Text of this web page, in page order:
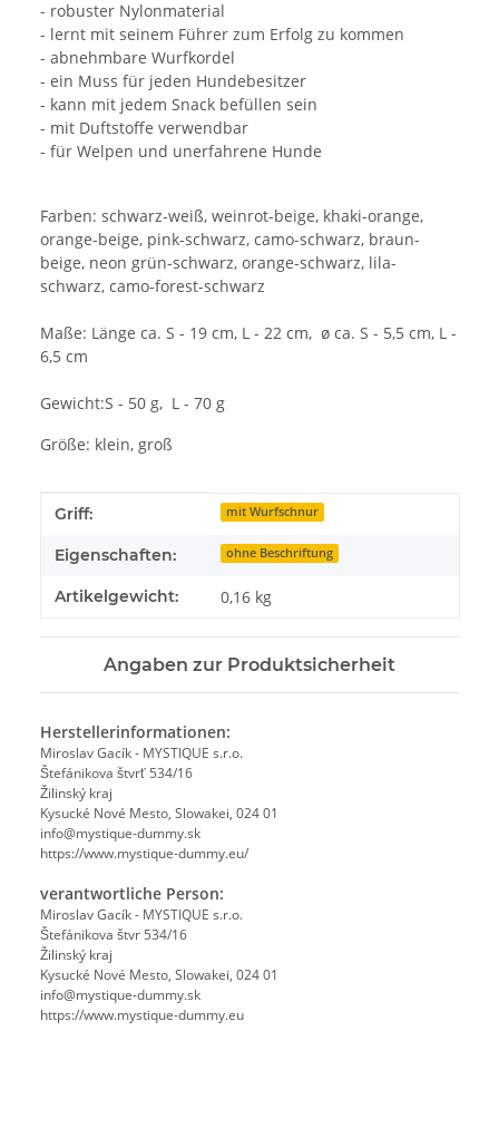
- robuster Nylonmaterial
- lernt mit seinem Führer zum Erfolg zu kommen
- abnehmbare Wurfkordel
- ein Muss für jeden Hundebesitzer
- kann mit jedem Snack befüllen sein
- mit Duftstoffe verwendbar
- für Welpen und unerfahrene Hunde
Farben: schwarz-weiß, weinrot-beige, khaki-orange,
orange-beige, pink-schwarz, camo-schwarz, braun-
beige, neon grün-schwarz, orange-schwarz, lila-
schwarz, camo-forest-schwarz
Maße: Länge ca. S - 19 cm, L - 22 cm, ø ca. S - 5,5 cm, L -
6,5 cm
Gewicht:S - 50 g, L - 70 g
Größe: klein, groß
Produkteigenschaft
Wert
Griff: mit Wurfschnur
Eigenschaften: ohne Beschriftung
Artikelgewicht: 0,16 kg
Angaben zur Produktsicherheit
Herstellerinformationen:
Miroslav Gacík - MYSTIQUE s.r.o.
Štefánikova štvrť 534/16
Žilinský kraj
Kysucké Nové Mesto, Slowakei, 024 01
info@mystique-dummy.sk
https://www.mystique-dummy.eu/
verantwortliche Person:
Miroslav Gacík - MYSTIQUE s.r.o.
Štefánikova štvr 534/16
Žilinský kraj
Kysucké Nové Mesto, Slowakei, 024 01
info@mystique-dummy.sk
https://www.mystique-dummy.eu